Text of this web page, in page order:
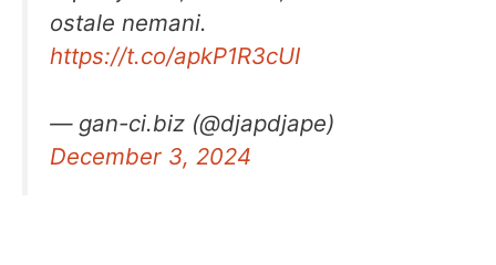
ostale nemani.
https://t.co/apkP1R3cUI
— gan-ci.biz (@djapdjape)
December 3, 2024